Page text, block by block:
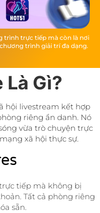
trình trực tiếp mà còn là nơi
trình giải trí đa dạng.
Là Gì?
hội livestream kết hợp
riêng ẩn danh. Nó
vừa trò chuyện trực
xã hội thực sự.
tiếp mà không bị
Tất cả phòng riêng
sẵn.